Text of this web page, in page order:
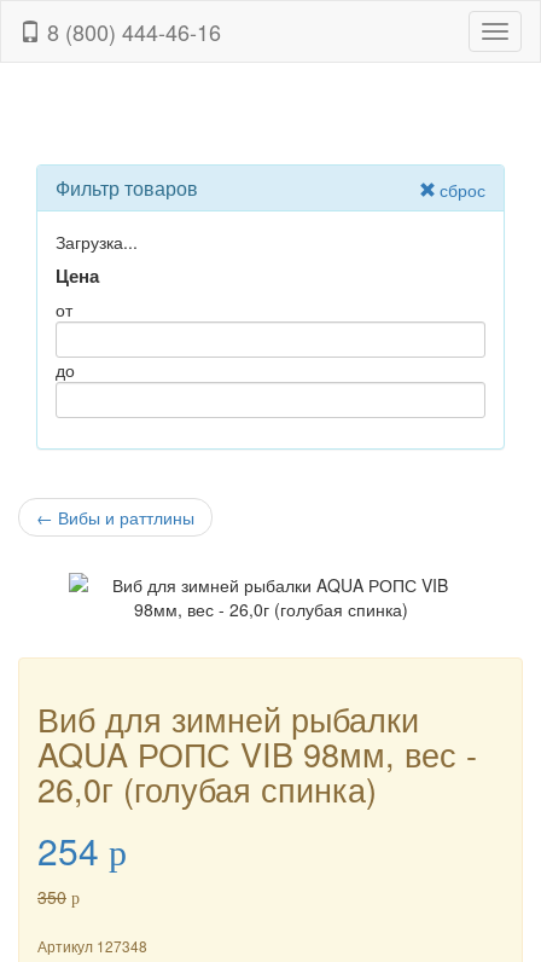
8 (800) 444-46-16
сброс
Фильтр товаров
Загрузка...
Цена
от
до
← Вибы и раттлины
Виб для зимней рыбалки
AQUA РОПС VIB 98мм, вес -
26,0г (голубая спинка)
254 p
350 p
Артикул 127348